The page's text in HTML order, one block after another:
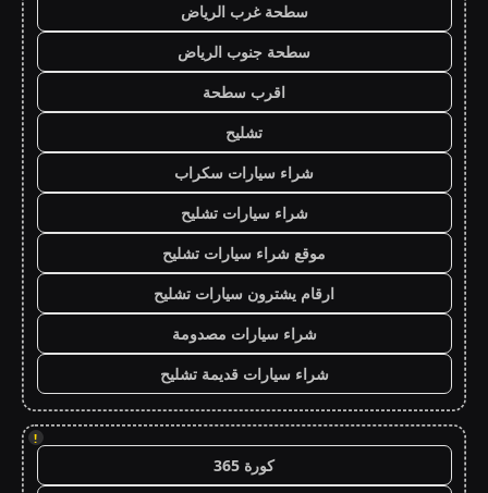
سطحة غرب الرياض
سطحة جنوب الرياض
اقرب سطحة
تشليح
شراء سيارات سكراب
شراء سيارات تشليح
موقع شراء سيارات تشليح
ارقام يشترون سيارات تشليح
شراء سيارات مصدومة
شراء سيارات قديمة تشليح
!
كورة 365